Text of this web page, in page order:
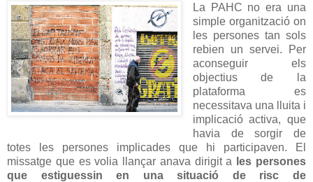
La PAHC no era una
simple organització on
les persones tan sols
rebien un servei. Per
aconseguir els
objectius de la
plataforma es
necessitava una lluita i
implicació activa, que
havia de sorgir de
totes les persones implicades que hi participaven. El
missatge que es volia llançar anava dirigit a
les persones
que estiguessin en una situació de risc de